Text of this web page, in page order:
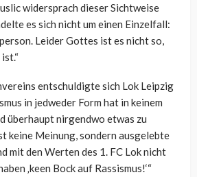
widersprach dieser Sichtweise
es sich nicht um einen Einzelfall:
Leider Gottes ist es nicht so,
entschuldigte sich Lok Leipzig
in jedweder Form hat in keinem
überhaupt nirgendwo etwas zu
keine Meinung, sondern ausgelebte
mit den Werten des 1. FC Lok nicht
‚keen Bock auf Rassismus!‘“